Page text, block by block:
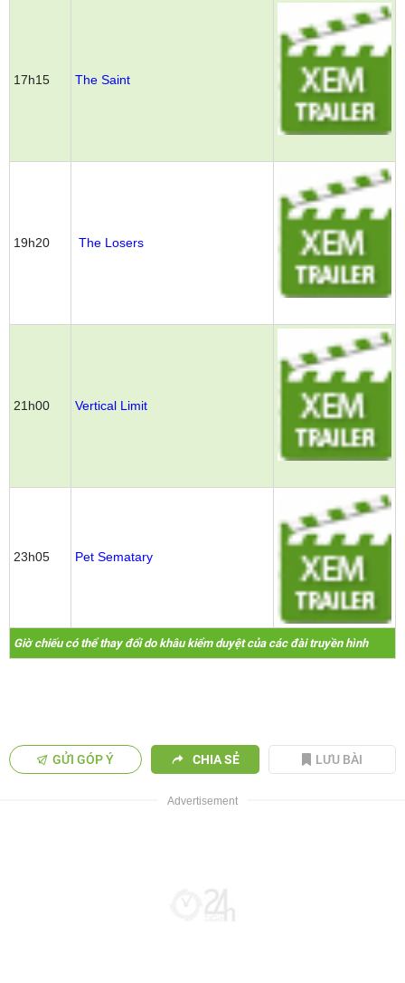
17h15 The Saint
19h20 The Losers
21h00 Vertical Limit
23h05 Pet Sematary
Giờ chiếu có thể thay đổi do khâu kiểm duyệt của các đài truyền hình
GỬI GÓP Ý CHIA SẺ LƯU BÀI